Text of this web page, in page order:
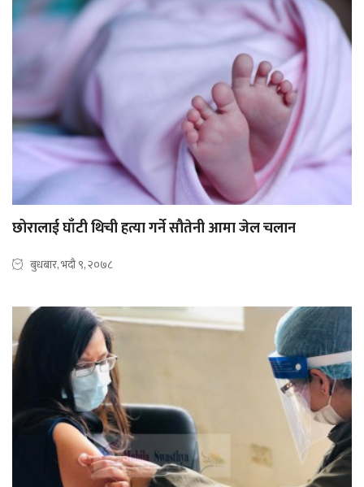
छोरालाई घाँटी थिची हत्या गर्ने सौतेनी आमा जेल चलान
बुधबार, भदौ ९, २०७८